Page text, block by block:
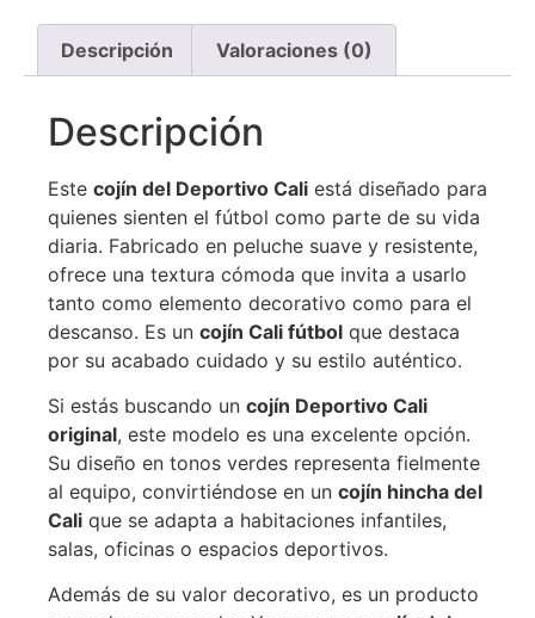
Descripción Valoraciones (0)
Descripción
Este cojín del Deportivo Cali está diseñado para
quienes sienten el fútbol como parte de su vida
diaria. Fabricado en peluche suave y resistente,
ofrece una textura cómoda que invita a usarlo
tanto como elemento decorativo como para el
descanso. Es un cojín Cali fútbol que destaca
por su acabado cuidado y su estilo auténtico.
Si estás buscando un cojín Deportivo Cali
original, este modelo es una excelente opción.
Su diseño en tonos verdes representa fielmente
al equipo, convirtiéndose en un cojín hincha del
Cali que se adapta a habitaciones infantiles,
salas, oficinas o espacios deportivos.
Además de su valor decorativo, es un producto